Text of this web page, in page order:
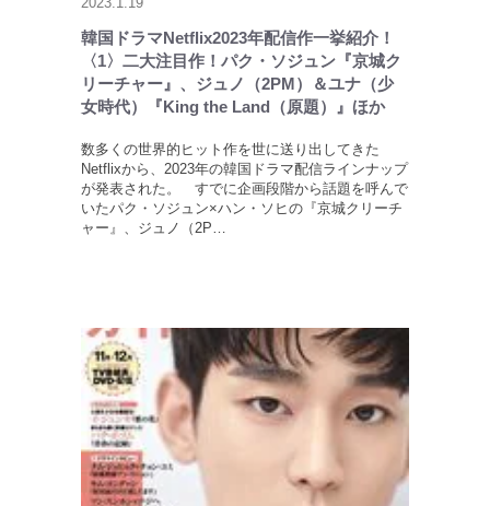
韓国ドラマNetflix2023年配信作一挙紹介！
〈1〉二大注目作！パク・ソジュン『京城ク
リーチャー』、ジュノ（2PM）＆ユナ（少
女時代）『King the Land（原題）』ほか
数多くの世界的ヒット作を世に送り出してきた
Netflixから、2023年の韓国ドラマ配信ラインナップ
が発表された。 すでに企画段階から話題を呼んで
いたパク・ソジュン×ハン・ソヒの『京城クリーチ
ャー』、ジュノ（2P…